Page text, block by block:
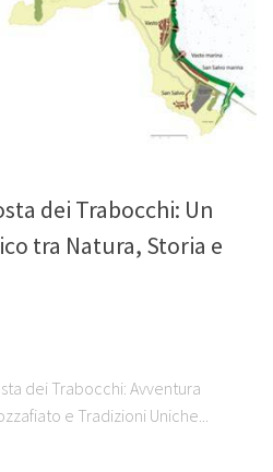
dei Trabocchi: Un
tra Natura, Storia e
dei Trabocchi: Avventura
e Tradizioni Uniche...